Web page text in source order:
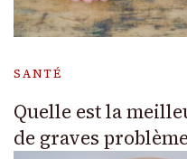
SANTÉ
Quelle est la
de graves